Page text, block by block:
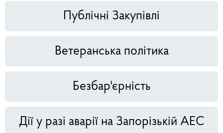
Публічні Закупівлі
Ветеранська політика
Безбар'єрність
Дії у разі аварії на Запорізькій АЕС